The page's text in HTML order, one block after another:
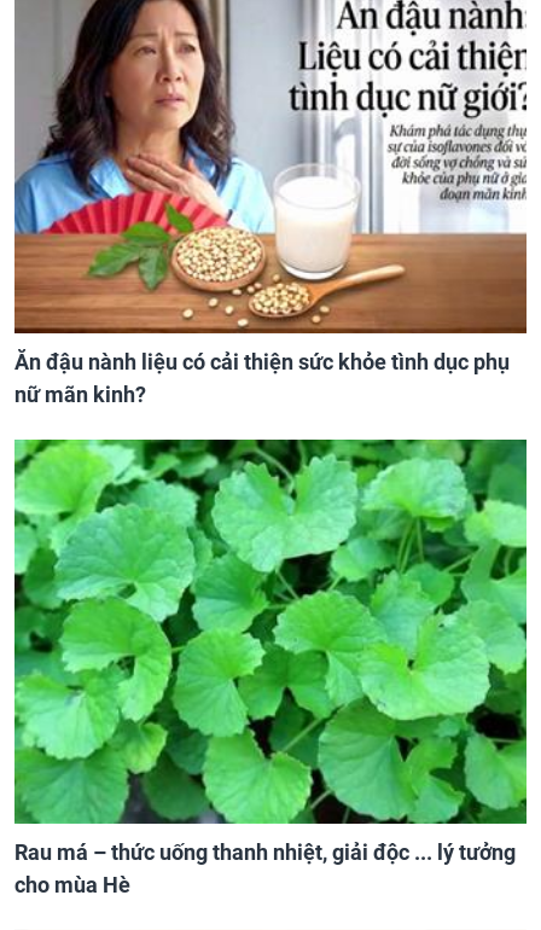
Ăn đậu nành liệu có cải thiện sức khỏe tình dục phụ
nữ mãn kinh?
Rau má – thức uống thanh nhiệt, giải độc ... lý tưởng
cho mùa Hè